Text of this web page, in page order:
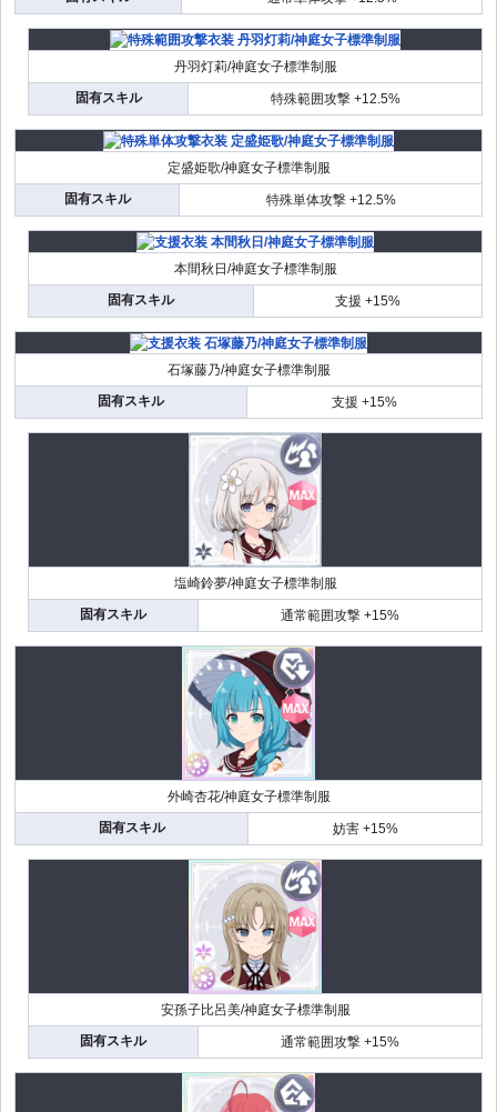
丹羽灯莉/神庭女子標準制服
固有スキル
特殊範囲攻撃 +12.5%
定盛姫歌/神庭女子標準制服
固有スキル
特殊単体攻撃 +12.5%
本間秋日/神庭女子標準制服
固有スキル
支援 +15%
石塚藤乃/神庭女子標準制服
固有スキル
支援 +15%
塩崎鈴夢/神庭女子標準制服
固有スキル
通常範囲攻撃 +15%
外崎杏花/神庭女子標準制服
固有スキル
妨害 +15%
安孫子比呂美/神庭女子標準制服
固有スキル
通常範囲攻撃 +15%